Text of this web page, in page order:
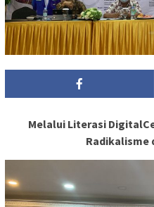
Melalui Literasi
Radikalisme